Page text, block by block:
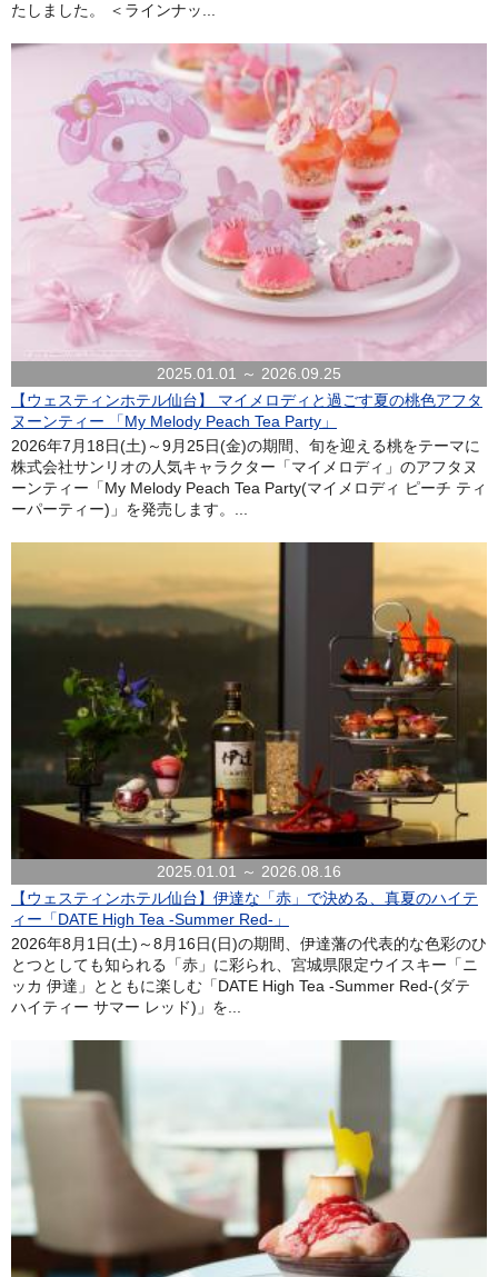
たしました。 ＜ラインナッ...
2025.01.01 ～ 2026.09.25
【ウェスティンホテル仙台】 マイメロディと過ごす夏の桃色アフタ
ヌーンティー 「My Melody Peach Tea Party」
2026年7月18日(土)～9月25日(金)の期間、旬を迎える桃をテーマに
株式会社サンリオの人気キャラクター「マイメロディ」のアフタヌ
ーンティー「My Melody Peach Tea Party(マイメロディ ピーチ ティ
ーパーティー)」を発売します。...
2025.01.01 ～ 2026.08.16
【ウェスティンホテル仙台】伊達な「赤」で決める、真夏のハイテ
ィー「DATE High Tea -Summer Red-」
2026年8月1日(土)～8月16日(日)の期間、伊達藩の代表的な色彩のひ
とつとしても知られる「赤」に彩られ、宮城県限定ウイスキー「ニ
ッカ 伊達」とともに楽しむ「DATE High Tea -Summer Red-(ダテ
ハイティー サマー レッド)」を...